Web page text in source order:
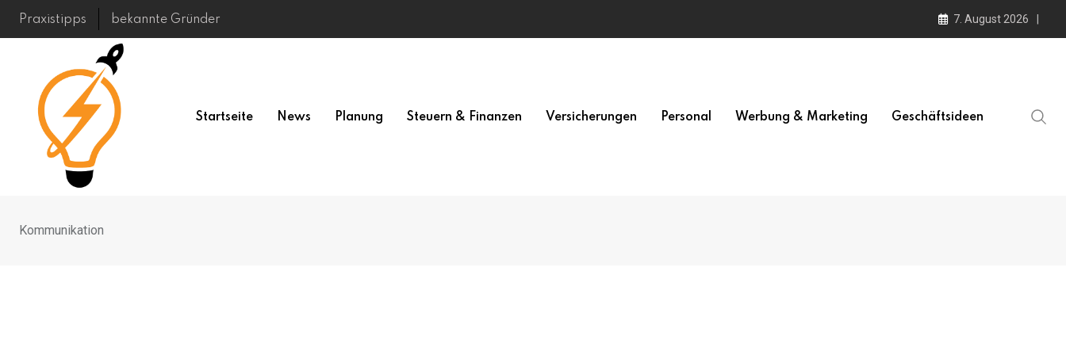
Skip
Praxistipps bekannte Gründer 7. August 2026
Startseite News Planung Steuern & Finanzen Versicherungen Personal Werbung & Marketing Geschäftsideen
Kommunikation